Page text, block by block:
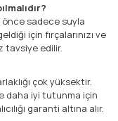
önce sadece suyla
için fırçalarınızı ve
tavsiye edilir.
çok yüksektir.
daha iyi tutunma için
garanti altına alır.